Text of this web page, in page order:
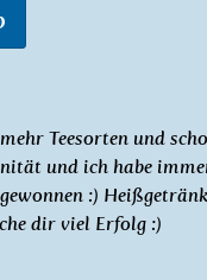
Teesorten und
und ich habe
:)
dir viel Erfolg :)